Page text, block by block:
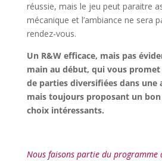
réussie, mais le jeu peut paraitre
mécanique et l’ambiance ne sera
rendez-vous.
Un R&W efficace, mais pas
main au début, qui vous
de parties diversifiées dans une
mais toujours proposant un bon
choix intéressants.
Nous faisons partie du programme